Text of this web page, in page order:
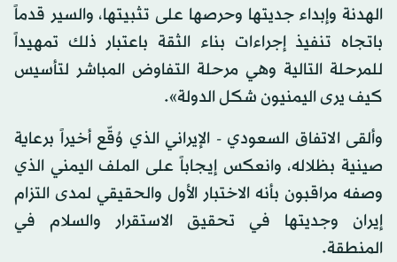
الهدنة وإبداء جديتها وحرصها على تثبيتها، والسير قدماً
باتجاه تنفيذ إجراءات بناء الثقة باعتبار ذلك تمهيداً
للمرحلة التالية وهي مرحلة التفاوض المباشر لتأسيس
كيف يرى اليمنيون شكل الدولة».
وألقى الاتفاق السعودي - الإيراني الذي وُقّع أخيراً برعاية
صينية بظلاله، وانعكس إيجاباً على الملف اليمني الذي
وصفه مراقبون بأنه الاختبار الأول والحقيقي لمدى التزام
إيران وجديتها في تحقيق الاستقرار والسلام في
المنطقة.